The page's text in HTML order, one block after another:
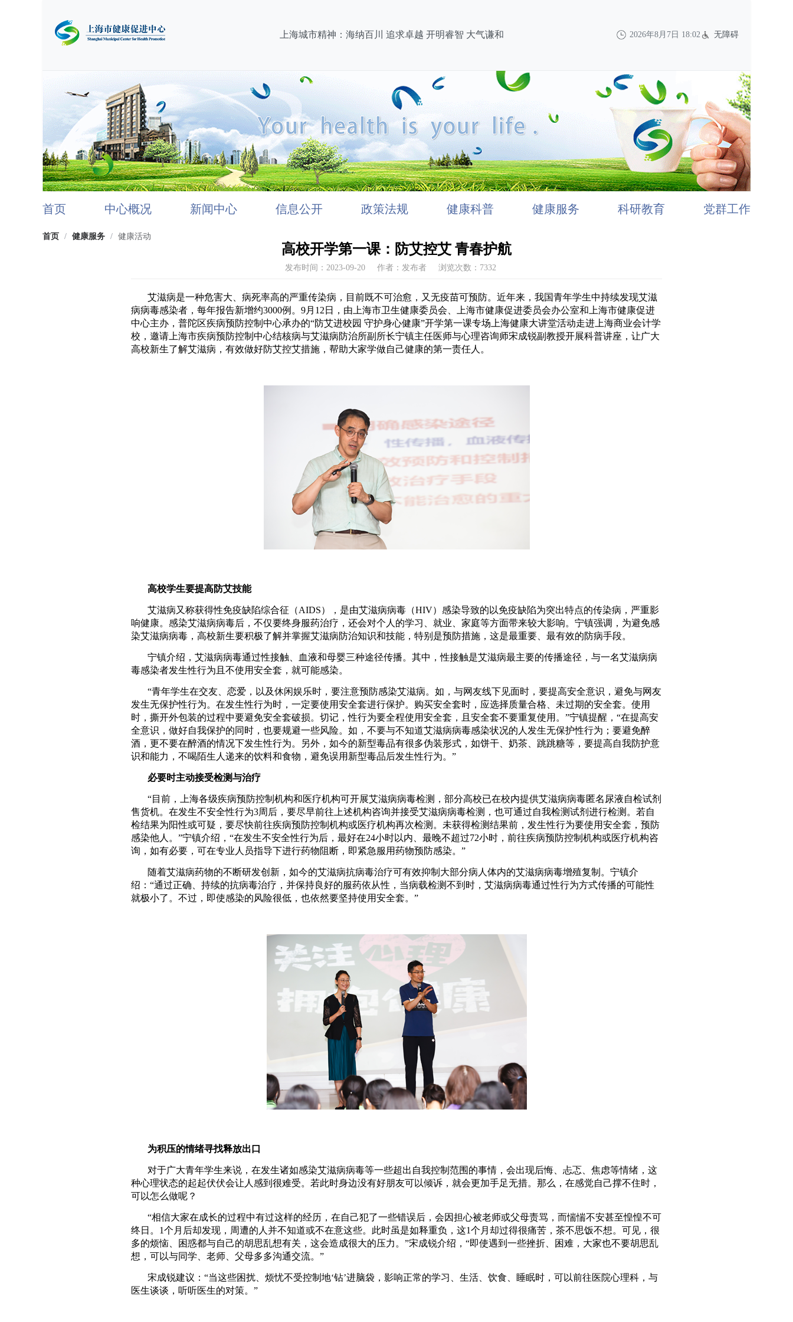
上海城市精神：海纳百川 追求卓越 开明睿智 大气谦和 2026年8月7日 18:02 无障碍
首页 中心概况 新闻中心 信息公开 政策法规 健康科普 健康服务 科研教育 党群工作
首页 / 健康服务 / 健康活动
高校开学第一课：防艾控艾 青春护航
发布时间：2023-09-20 作者：发布者 浏览次数：7332
艾滋病是一种危害大、病死率高的严重传染病，目前既不可治愈，又无疫苗可预防。近年来，我国青年学生中持续发现艾滋
病病毒感染者，每年报告新增约3000例。9月12日，由上海市卫生健康委员会、上海市健康促进委员会办公室和上海市健康促进
中心主办，普陀区疾病预防控制中心承办的“防艾进校园 守护身心健康”开学第一课专场上海健康大讲堂活动走进上海商业会计学
校，邀请上海市疾病预防控制中心结核病与艾滋病防治所副所长宁镇主任医师与心理咨询师宋成锐副教授开展科普讲座，让广大
高校新生了解艾滋病，有效做好防艾控艾措施，帮助大家学做自己健康的第一责任人。
高校学生要提高防艾技能
艾滋病又称获得性免疫缺陷综合征（AIDS），是由艾滋病病毒（HIV）感染导致的以免疫缺陷为突出特点的传染病，严重影
响健康。感染艾滋病病毒后，不仅要终身服药治疗，还会对个人的学习、就业、家庭等方面带来较大影响。宁镇强调，为避免感
染艾滋病病毒，高校新生要积极了解并掌握艾滋病防治知识和技能，特别是预防措施，这是最重要、最有效的防病手段。
宁镇介绍，艾滋病病毒通过性接触、血液和母婴三种途径传播。其中，性接触是艾滋病最主要的传播途径，与一名艾滋病病
毒感染者发生性行为且不使用安全套，就可能感染。
“青年学生在交友、恋爱，以及休闲娱乐时，要注意预防感染艾滋病。如，与网友线下见面时，要提高安全意识，避免与网友
发生无保护性行为。在发生性行为时，一定要使用安全套进行保护。购买安全套时，应选择质量合格、未过期的安全套。使用
时，撕开外包装的过程中要避免安全套破损。切记，性行为要全程使用安全套，且安全套不要重复使用。”宁镇提醒，“在提高安
全意识，做好自我保护的同时，也要规避一些风险。如，不要与不知道艾滋病病毒感染状况的人发生无保护性行为；要避免醉
酒，更不要在醉酒的情况下发生性行为。另外，如今的新型毒品有很多伪装形式，如饼干、奶茶、跳跳糖等，要提高自我防护意
识和能力，不喝陌生人递来的饮料和食物，避免误用新型毒品后发生性行为。”
必要时主动接受检测与治疗
“目前，上海各级疾病预防控制机构和医疗机构可开展艾滋病病毒检测，部分高校已在校内提供艾滋病病毒匿名尿液自检试剂
售货机。在发生不安全性行为3周后，要尽早前往上述机构咨询并接受艾滋病病毒检测，也可通过自我检测试剂进行检测。若自
检结果为阳性或可疑，要尽快前往疾病预防控制机构或医疗机构再次检测。未获得检测结果前，发生性行为要使用安全套，预防
感染他人。”宁镇介绍，“在发生不安全性行为后，最好在24小时以内、最晚不超过72小时，前往疾病预防控制机构或医疗机构咨
询，如有必要，可在专业人员指导下进行药物阻断，即紧急服用药物预防感染。”
随着艾滋病药物的不断研发创新，如今的艾滋病抗病毒治疗可有效抑制大部分病人体内的艾滋病病毒增殖复制。宁镇介
绍：“通过正确、持续的抗病毒治疗，并保持良好的服药依从性，当病载检测不到时，艾滋病病毒通过性行为方式传播的可能性
就极小了。不过，即使感染的风险很低，也依然要坚持使用安全套。”
为积压的情绪寻找释放出口
对于广大青年学生来说，在发生诸如感染艾滋病病毒等一些超出自我控制范围的事情，会出现后悔、忐忑、焦虑等情绪，这
种心理状态的起起伏伏会让人感到很难受。若此时身边没有好朋友可以倾诉，就会更加手足无措。那么，在感觉自己撑不住时，
可以怎么做呢？
“相信大家在成长的过程中有过这样的经历，在自己犯了一些错误后，会因担心被老师或父母责骂，而惴惴不安甚至惶惶不可
终日。1个月后却发现，周遭的人并不知道或不在意这些。此时虽是如释重负，这1个月却过得很痛苦，茶不思饭不想。可见，很
多的烦恼、困惑都与自己的胡思乱想有关，这会造成很大的压力。”宋成锐介绍，“即使遇到一些挫折、困难，大家也不要胡思乱
想，可以与同学、老师、父母多多沟通交流。”
宋成锐建议：“当这些困扰、烦忧不受控制地‘钻’进脑袋，影响正常的学习、生活、饮食、睡眠时，可以前往医院心理科，与
医生谈谈，听听医生的对策。”